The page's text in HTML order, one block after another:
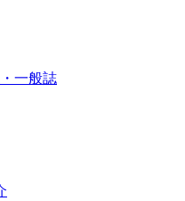
一般誌